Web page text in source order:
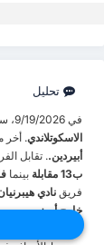
تحليل
في 9/19/2026، سيواجه
الاسكوتلاندي. أخر
أبيردين.. تقابل
ب13 مقابلة
بينما
فريق نادي
خارج أرضه.